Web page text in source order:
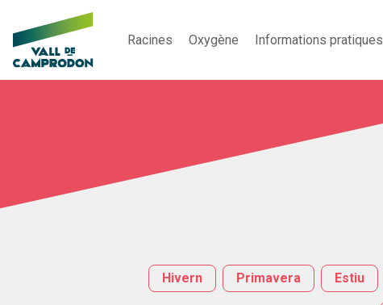
Racines Oxygène Informations pratiques
Hivern Primavera Estiu